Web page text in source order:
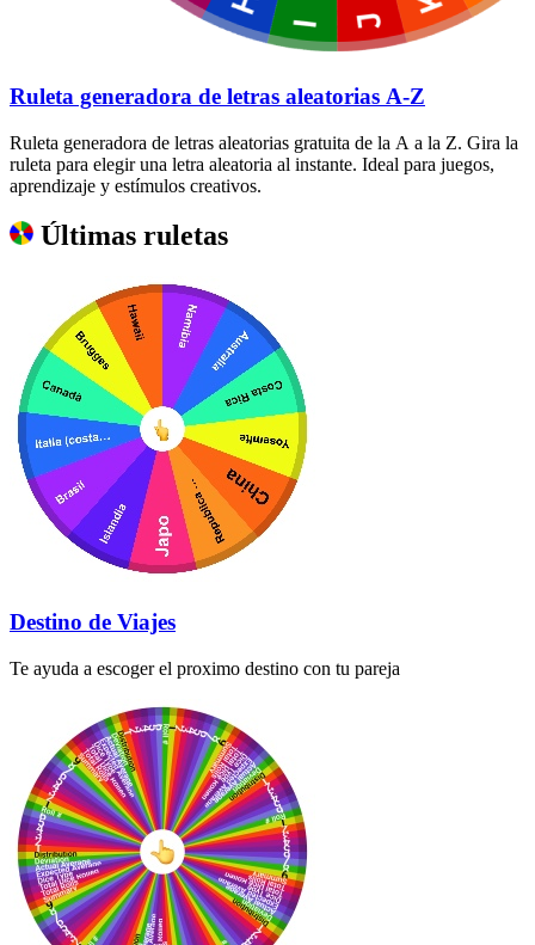
Ruleta generadora de letras aleatorias A-Z
Ruleta generadora de letras aleatorias gratuita de la A a la Z. Gira la
ruleta para elegir una letra aleatoria al instante. Ideal para juegos,
aprendizaje y estímulos creativos.
Últimas ruletas
Destino de Viajes
Te ayuda a escoger el proximo destino con tu pareja